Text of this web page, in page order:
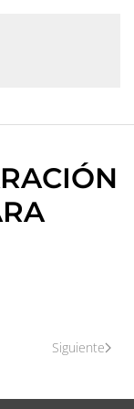
Siguiente